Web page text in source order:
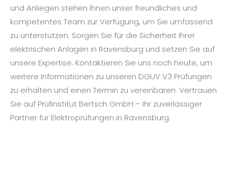
und Anliegen stehen Ihnen unser freundliches und
kompetentes Team zur Verfügung, um Sie umfassend
zu unterstützen. Sorgen Sie für die Sicherheit Ihrer
elektrischen Anlagen in Ravensburg und setzen Sie auf
unsere Expertise. Kontaktieren Sie uns noch heute, um
weitere Informationen zu unseren DGUV V3 Prüfungen
zu erhalten und einen Termin zu vereinbaren. Vertrauen
Sie auf Prüfinstitut Bertsch GmbH – Ihr zuverlässiger
Partner für Elektroprüfungen in Ravensburg.